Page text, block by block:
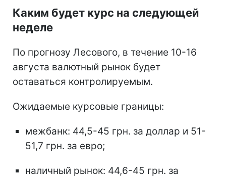
Каким будет курс на следующей
неделе
По прогнозу Лесового, в течение 10-16
августа валютный рынок будет
оставаться контролируемым.
Ожидаемые курсовые границы:
межбанк: 44,5-45 грн. за доллар и 51-
51,7 грн. за евро;
наличный рынок: 44,6-45 грн. за